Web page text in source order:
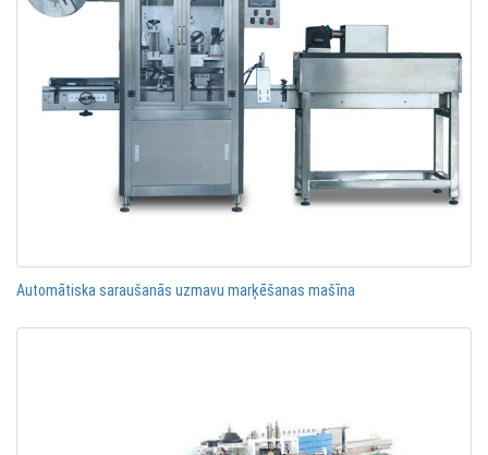
Automātiska saraušanās uzmavu marķēšanas mašīna